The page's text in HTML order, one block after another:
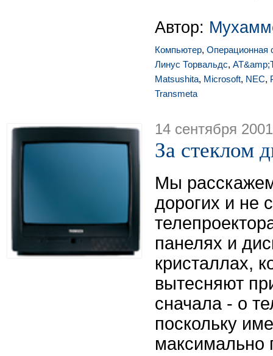
Автор:
Компьютер, Операционная
Линус Торвальдс,
Matsushita, Microsoft, NEC,
Transmeta
14 сентября 2001
За стеклом
Мы
дорогих и не
панелях и
кристаллах,
вытесняют
сначала - о
поскольку
максимально